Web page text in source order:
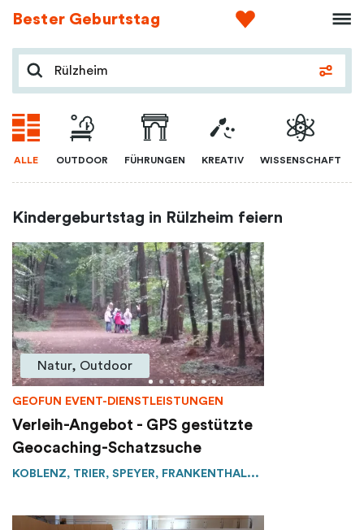
Bester Geburtstag
ALLE OUTDOOR FÜHRUNGEN KREATIV WISSENSCHAFT
Kindergeburtstag in Rülzheim feiern
Natur, Outdoor
GEOFUN EVENT-DIENSTLEISTUNGEN
Verleih-Angebot - GPS gestützte
Geocaching-Schatzsuche
KOBLENZ, TRIER, SPEYER, FRANKENTHAL...